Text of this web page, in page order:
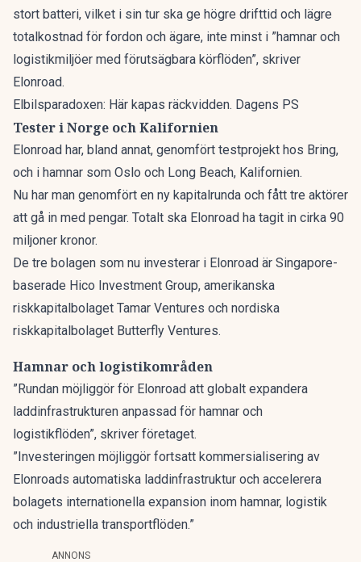
stort batteri, vilket i sin tur ska ge högre drifttid och lägre
totalkostnad för fordon och ägare, inte minst i ”hamnar och
logistikmiljöer med förutsägbara körflöden”, skriver
Elonroad.
Elbilsparadoxen: Här kapas räckvidden. Dagens PS
Tester i Norge och Kalifornien
Elonroad har, bland annat, genomfört testprojekt hos Bring,
och i hamnar som Oslo och Long Beach, Kalifornien.
Nu har man genomfört en ny kapitalrunda och fått tre aktörer
att gå in med pengar. Totalt ska Elonroad ha tagit in cirka 90
miljoner kronor.
De tre bolagen som nu investerar i Elonroad är Singapore-
baserade Hico Investment Group, amerikanska
riskkapitalbolaget Tamar Ventures och nordiska
riskkapitalbolaget Butterfly Ventures.
Hamnar och logistikområden
”Rundan möjliggör för Elonroad att globalt expandera
laddinfrastrukturen anpassad för hamnar och
logistikflöden”, skriver företaget.
”Investeringen möjliggör fortsatt kommersialisering av
Elonroads automatiska laddinfrastruktur och accelerera
bolagets internationella expansion inom hamnar, logistik
och industriella transportflöden.”
ANNONS